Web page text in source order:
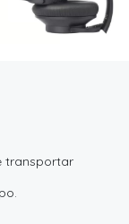
transportar